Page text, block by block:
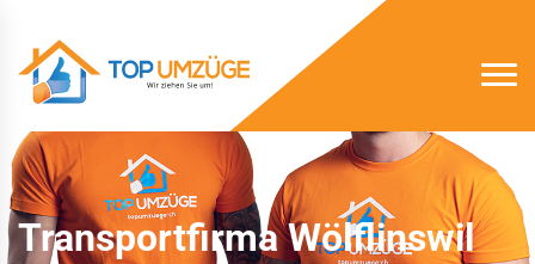
Transportfirma Wölflinswil